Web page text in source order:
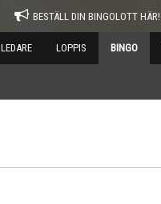
BESTÄLL DIN BINGOLOTT HÄR!
LEDARE LOPPIS BINGO